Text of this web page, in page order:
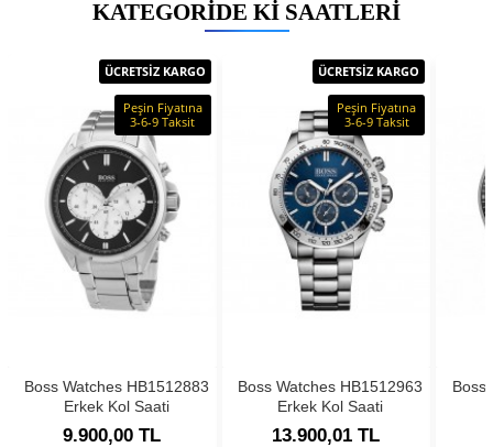
KATEGORIDE KI SAATLERI
ÜCRETSİZ KARGO
Peşin Fiyatına
3-6-9 Taksit
Boss Watches HB1512883
Erkek Kol Saati
9.900,00 TL
ÜCRETSİZ KARGO
Peşin Fiyatına
3-6-9 Taksit
Boss Watches HB1512963
Erkek Kol Saati
13.900,01 TL
Boss